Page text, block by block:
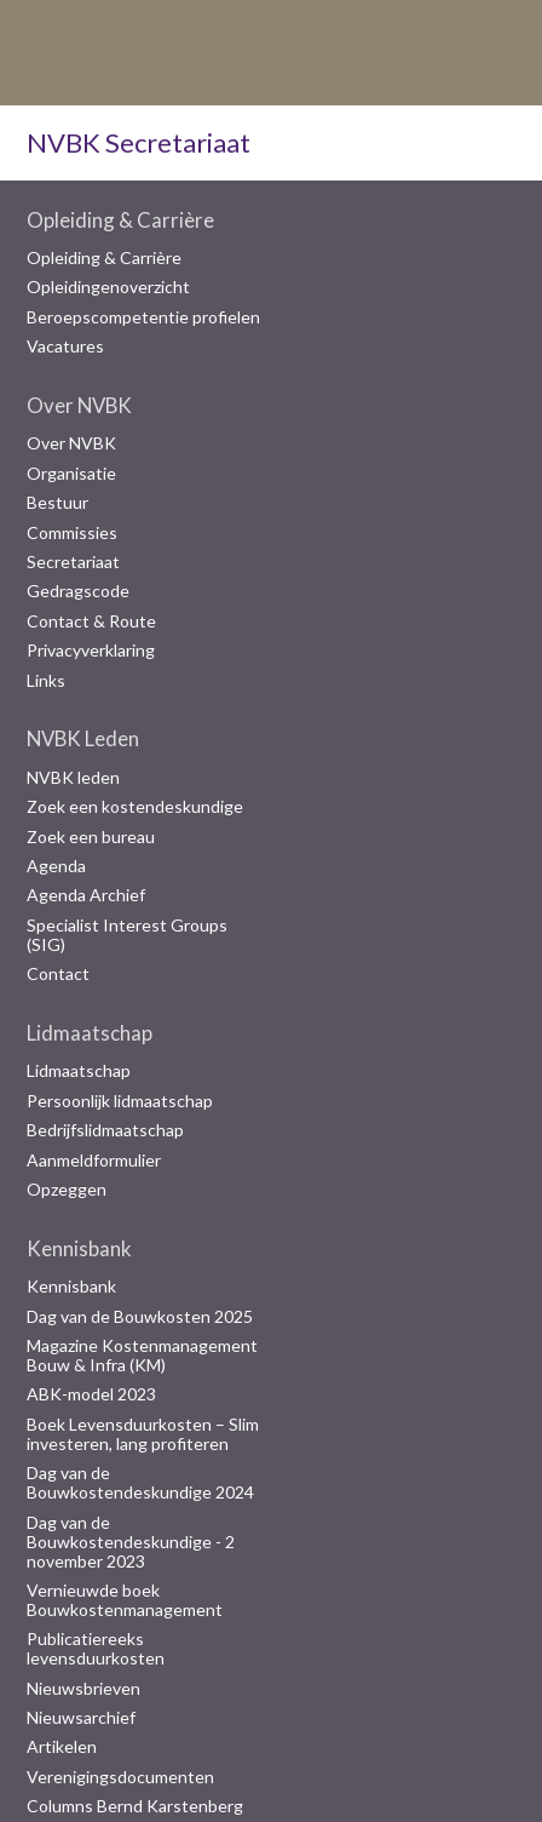
NVBK Secretariaat
Opleiding & Carrière
Opleiding & Carrière
Opleidingenoverzicht
Beroepscompetentie profielen
Vacatures
Over NVBK
Over NVBK
Organisatie
Bestuur
Commissies
Secretariaat
Gedragscode
Contact & Route
Privacyverklaring
Links
NVBK Leden
NVBK leden
Zoek een kostendeskundige
Zoek een bureau
Agenda
Agenda Archief
Specialist Interest Groups
(SIG)
Contact
Lidmaatschap
Lidmaatschap
Persoonlijk lidmaatschap
Bedrijfslidmaatschap
Aanmeldformulier
Opzeggen
Kennisbank
Kennisbank
Dag van de Bouwkosten 2025
Magazine Kostenmanagement
Bouw & Infra (KM)
ABK-model 2023
Boek Levensduurkosten – Slim
investeren, lang profiteren
Dag van de
Bouwkostendeskundige 2024
Dag van de
Bouwkostendeskundige - 2
november 2023
Vernieuwde boek
Bouwkostenmanagement
Publicatiereeks
levensduurkosten
Nieuwsbrieven
Nieuwsarchief
Artikelen
Verenigingsdocumenten
Columns Bernd Karstenberg